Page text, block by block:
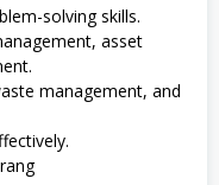
solving skills.
asset
management, and